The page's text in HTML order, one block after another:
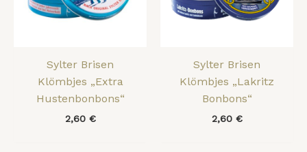
Sylter Brisen
Klömbjes „Extra
Hustenbonbons“
2,60 €
Sylter Brisen
Klömbjes „Lakritz
Bonbons“
2,60 €